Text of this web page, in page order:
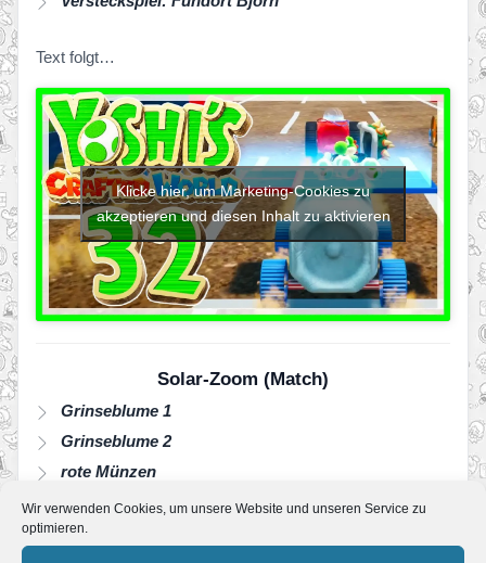
Wir verwenden Cookies, um unsere Website und unseren Service zu
optimieren.
Text folgt…
Klicke hier, um Marketing-Cookies zu
akzeptieren und diesen Inhalt zu aktivieren
Solar-Zoom (Match)
Grinseblume 1
Grinseblume 2
rote Münzen
Rückseite(Zeitlimit: 3:00 Minuten)
2